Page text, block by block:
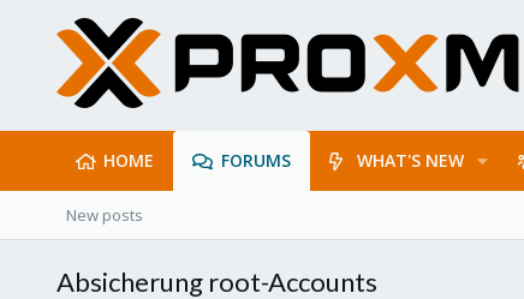
HOME FORUMS WHAT'S NEW
New posts
Absicherung root-Accounts